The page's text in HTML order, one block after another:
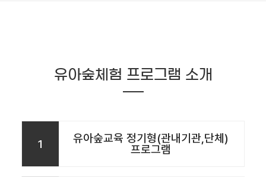
유아숲체험 프로그램 소개
1
유아숲교육 정기형(관내기관,단체)
프로그램